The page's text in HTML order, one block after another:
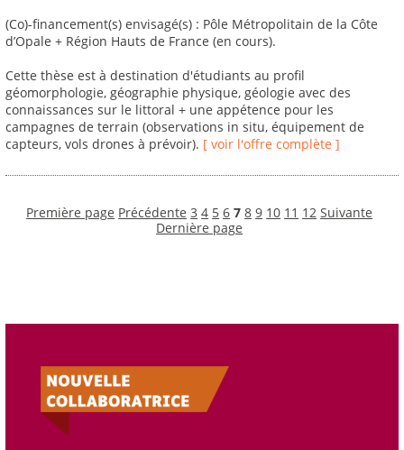
(Co)-financement(s) envisagé(s) : Pôle Métropolitain de la Côte
d’Opale + Région Hauts de France (en cours).
Cette thèse est à destination d'étudiants au profil
géomorphologie, géographie physique, géologie avec des
connaissances sur le littoral + une appétence pour les
campagnes de terrain (observations in situ, équipement de
capteurs, vols drones à prévoir). [ voir l'offre complète ]
Première page Précédente 3 4 5 6 7 8 9 10 11 12 Suivante
Dernière page